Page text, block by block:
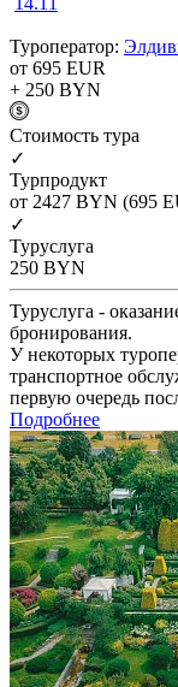
Туроператор:
от 695 EUR
+ 250 BYN
Cтоимость тура
✓
Турпродукт
от 2427 BYN (695
✓
Туруслуга
250 BYN
Туруслуга -
бронирования.
У некоторых
транспортное
первую очередь
Подробнее